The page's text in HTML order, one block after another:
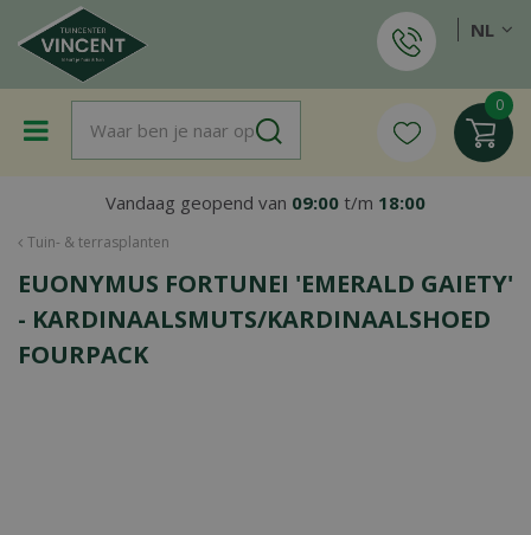
a
Tuin- & terrasplanten
Vandaag geopend van 09:00 t/m 18:00
NL
EUONYMUS FORTUNEI 'EMERALD GAIETY'
- KARDINAALSMUTS/KARDINAALSHOED
FOURPACK